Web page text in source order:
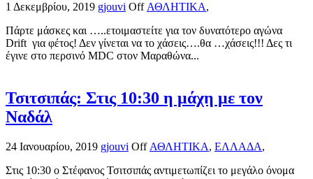
1 Δεκεμβρίου, 2019 gjouvi Off ΑΘΛΗΤΙΚΑ,
Πάρτε μάσκες και …..ετοιμαστείτε για τον δυνατότερο αγώνα
Drift για φέτος! Δεν γίνεται να το χάσεις….θα …χάσεις!!! Δες τι
έγινε στο περσινό MDC στον Μαραθώνα...
Τσιτσιπάς: Στις 10:30 η μάχη με τον
Ναδάλ
24 Ιανουαρίου, 2019 gjouvi Off ΑΘΛΗΤΙΚΑ, ΕΛΛΑΔΑ,
Στις 10:30 ο Στέφανος Τσιτσιπάς αντιμετωπίζει το μεγάλο όνομα